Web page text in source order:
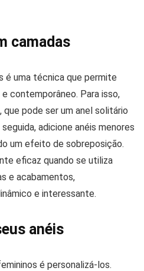
camadas
é uma técnica que permite
contemporâneo. Para isso,
pode ser um anel solitário
adicione anéis menores
um efeito de sobreposição.
eficaz quando se utiliza
e acabamentos,
e interessante.
anéis
é personalizá-los.